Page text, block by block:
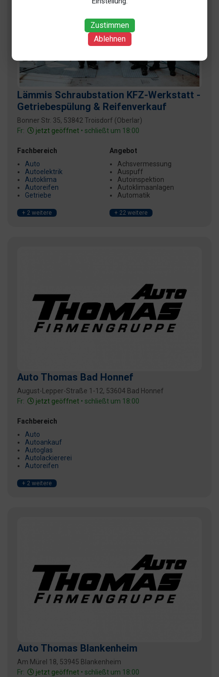
Zustimmen
Ablehnen
Lämmis Schraubstation KFZ-Werkstatt -
Getriebespülung & Reifenverkauf
Bonner Str. 35, 53842 Troisdorf (Oberlar)
Fr:
jetzt geöffnet • schließt um 18:00
Fachbereich
Auto
Autoelektrik
Autoklima
Autoreifen
Getriebe
+ 2 weitere
Angebot
Achsvermessung
Auspuff
Autoinspektion
Autoklimaanlagen
Automatik
+ 22 weitere
Auto Thomas Bad Honnef
August-Lepper-Straße 1-12, 53604 Bad Honnef
Fr:
jetzt geöffnet • schließt um 18:00
Fachbereich
Auto
Autoankauf
Autoglas
Autolackiererei
Autoreifen
+ 2 weitere
Auto Thomas Blankenheim
Am Mürel 18, 53945 Blankenheim
Fr:
jetzt geöffnet • schließt um 18:00